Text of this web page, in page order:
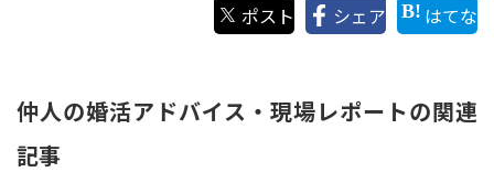
ポスト シェア はてな
仲人の婚活アドバイス・現場レポートの関連
記事